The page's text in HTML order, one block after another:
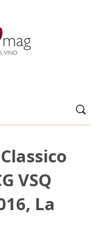
VSQ
La